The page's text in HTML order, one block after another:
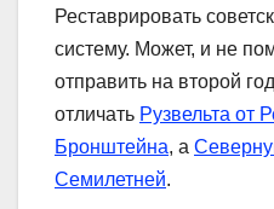
Реставрировать
систему. Может, и не
отправить на второй
отличать Рузвельта от
Бронштейна, а
Семилетней.